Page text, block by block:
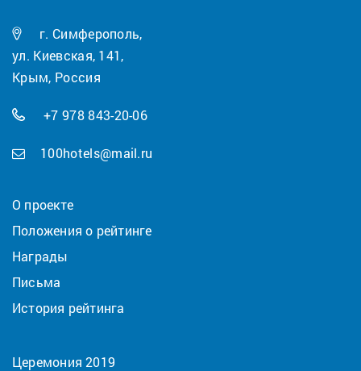
г. Симферополь,
ул. Киевская, 141,
Крым, Россия
+7 978 843-20-06
100hotels@mail.ru
О проекте
Положения о рейтинге
Награды
Письма
История рейтинга
Церемония 2019